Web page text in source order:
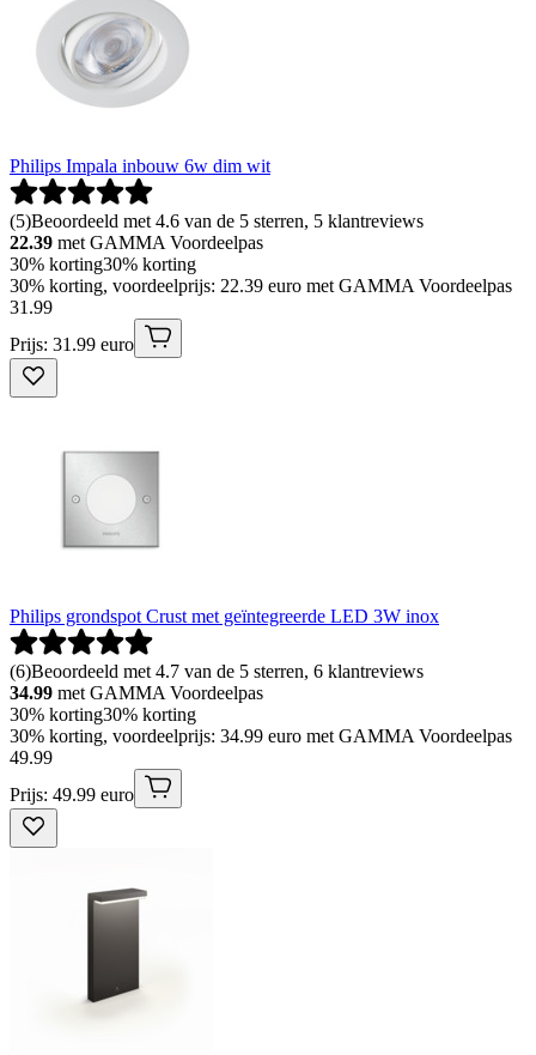
Philips Impala inbouw 6w dim wit
(5)Beoordeeld met 4.6 van de 5 sterren, 5 klantreviews
22.39 met GAMMA Voordeelpas
30% korting30% korting
30% korting, voordeelprijs: 22.39 euro met GAMMA Voordeelpas
31 .99
Prijs: 31.99 euro
Philips grondspot Crust met geïntegreerde LED 3W inox
(6)Beoordeeld met 4.7 van de 5 sterren, 6 klantreviews
34.99 met GAMMA Voordeelpas
30% korting30% korting
30% korting, voordeelprijs: 34.99 euro met GAMMA Voordeelpas
49.99
Prijs: 49.99 euro